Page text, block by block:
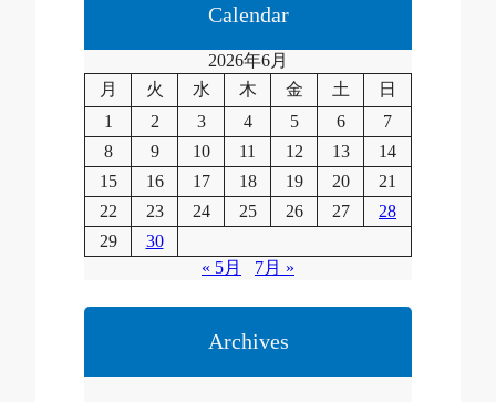
Calendar
2026年6月
月
火 水 木 金 土
日
1
2 3 4 5 6
7
8
9 10 11 12 13
14
15
16 17 18 19 20
21
22
23 24 25 26 27
28
29
30
« 5月
7月 »
Archives